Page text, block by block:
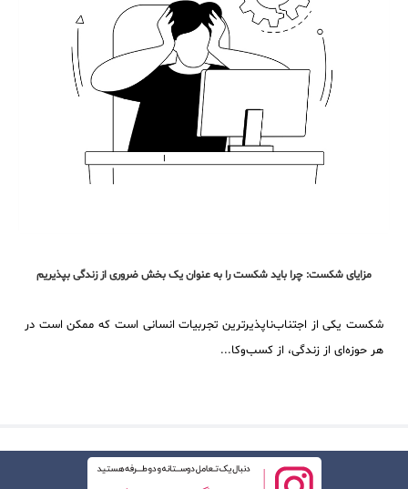
مزایای شکست: چرا باید شکست را به عنوان یک بخش ضروری از زندگی بپذیریم
شکست یکی از اجتناب‌ناپذیرترین تجربیات انسانی است که ممکن است در
هر حوزه‌ای از زندگی، از کسب‌وکا...